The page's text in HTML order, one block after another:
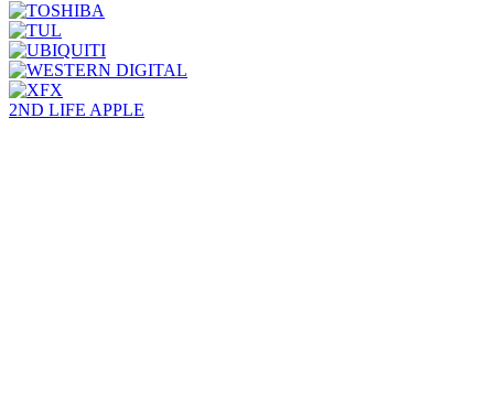
2ND LIFE APPLE